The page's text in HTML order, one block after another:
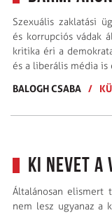
Szexuális zaklatási
és korrupciós vádak
kritika éri a
és a liberális média
BALOGH CSABA /
Ki nevet a
Általánosan elismert
nem lesz ugyanaz a